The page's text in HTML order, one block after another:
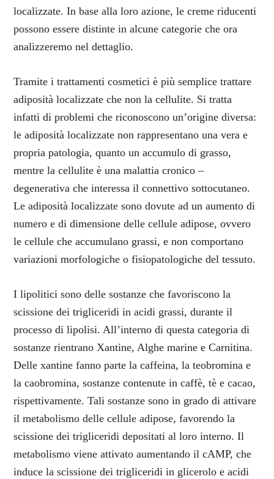
localizzate. In base alla loro azione, le creme riducenti
possono essere distinte in alcune categorie che ora
analizzeremo nel dettaglio.
Tramite i trattamenti cosmetici è più semplice trattare
adiposità localizzate che non la cellulite. Si tratta
infatti di problemi che riconoscono un’origine diversa:
le adiposità localizzate non rappresentano una vera e
propria patologia, quanto un accumulo di grasso,
mentre la cellulite è una malattia cronico –
degenerativa che interessa il connettivo sottocutaneo.
Le adiposità localizzate sono dovute ad un aumento di
numero e di dimensione delle cellule adipose, ovvero
le cellule che accumulano grassi, e non comportano
variazioni morfologiche o fisiopatologiche del tessuto.
I lipolitici sono delle sostanze che favoriscono la
scissione dei trigliceridi in acidi grassi, durante il
processo di lipolisi. All’interno di questa categoria di
sostanze rientrano Xantine, Alghe marine e Carnitina.
Delle xantine fanno parte la caffeina, la teobromina e
la caobromina, sostanze contenute in caffè, tè e cacao,
rispettivamente. Tali sostanze sono in grado di attivare
il metabolismo delle cellule adipose, favorendo la
scissione dei trigliceridi depositati al loro interno. Il
metabolismo viene attivato aumentando il cAMP, che
induce la scissione dei trigliceridi in glicerolo e acidi